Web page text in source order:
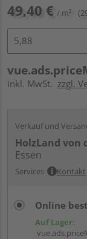
49,40 € / m²
inkl. MwSt. zzgl.
Verkauf und
HolzLand von
Essen
Services Kontakt
Online
Auf Lager: